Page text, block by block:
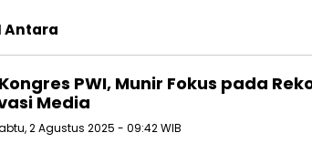
Antara
PWI, Munir Fokus pada
Media
2 Agustus 2025 - 09:42 WIB